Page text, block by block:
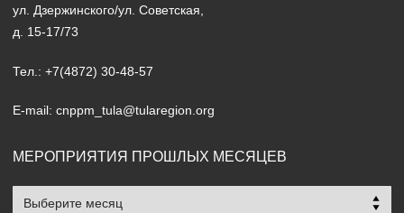
ул. Дзержинского/ул. Советская,
д. 15-17/73
Тел.: +7(4872) 30-48-57
E-mail: cnppm_tula@tularegion.org
МЕРОПРИЯТИЯ ПРОШЛЫХ МЕСЯЦЕВ
Мероприятия